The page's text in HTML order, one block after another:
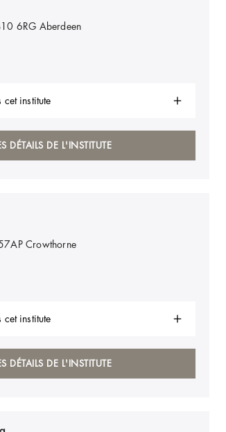
6RG Aberdeen
cet institute
DÉTAILS DE L'INSTITUTE
Crowthorne
cet institute
DÉTAILS DE L'INSTITUTE